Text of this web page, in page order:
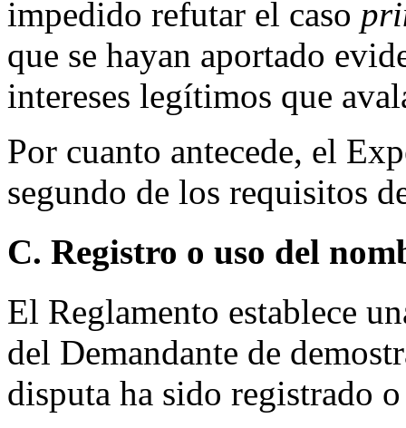
impedido refutar el caso
que se hayan aportado
intereses legítimos que
Por cuanto antecede, el
segundo de los requisitos
C. Registro o uso del
El Reglamento establece
del Demandante de
disputa ha sido registrado